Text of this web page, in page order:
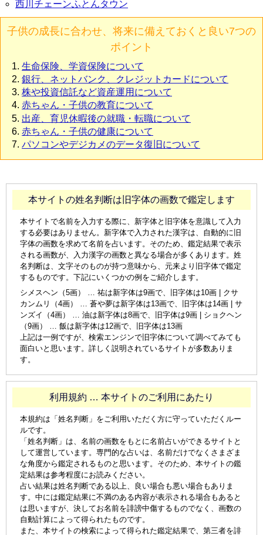
西川チェーンふとんタウン
子供の成長に合わせ、将来に備えておくと良い7つの
ポイント
生命保険、学資保険について
銀行、ネットバンク、クレジットカードについて
株や投資信託など資産運用について
赤ちゃん・子供の教育について
出産、育児休暇後の就職・転職について
赤ちゃん・子供の健康について
パソコンやデジカメのデータ復旧について
本サイトの姓名判断は旧字体の画数で鑑定します
本サイトで名前を入力する際に、新字体と旧字体を意識して入力
する必要はありません。新字体で入力された漢字は、自動的に旧
字体の画数を求めて名前を占います。そのため、鑑定結果で表示
される画数が、入力漢字の画数と異なる場合が多くあります。姓
名判断は、文字そのものが持つ意味から、元来より旧字体で鑑定
するものです。下記にいくつかの例をご紹介します。
シメスヘン（5画） … 祐は新字体は9画で、旧字体は10画 | クサ
カンムリ（4画） … 蒼や夢は新字体は13画で、旧字体は14画 | サ
ンズイ（4画） … 油は新字体は8画で、旧字体は9画 | ショクヘン
（9画） … 飯は新字体は12画で、旧字体は13画
上記は一例ですが、検索エンジンで旧字体について調べてみても
面白いと思います。詳しく説明されているサイトが多数ありま
す。
利用規約 … 本サイトのご利用にあたり
本規約は「姓名判断」をご利用いただく方に守っていただくルー
ルです。
「姓名判断」は、名前の画数をもとに名前占いができるサイトと
して運営しています。専門的な占いは、名前だけでなくさまざま
な角度から鑑定されるものと思います。そのため、本サイトの鑑
定結果は参考程度にお読みください。
占い結果は姓名判断である以上、良い場合も悪い場合もありま
す。中には鑑定結果に不満のある内容が表示される場合もあると
は思いますが、決してお名前を誹謗中傷するものでなく、画数の
自動計算によって得られたものです。
また、本サイトの検索によって得られた鑑定結果で、第三者を誹